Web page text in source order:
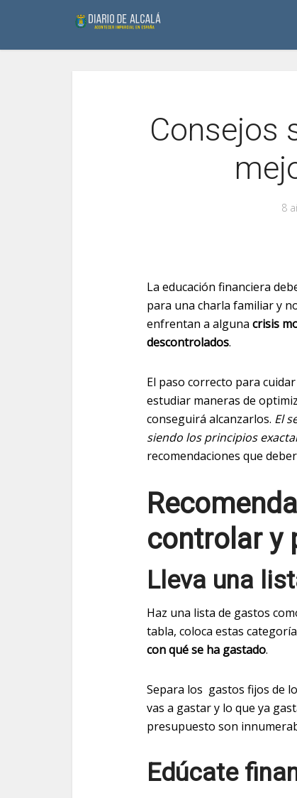
Consejos
8
La educación financiera
para una charla familiar y
enfrentan a alguna crisis
descontrolados.
El paso correcto para
estudiar maneras de
conseguirá alcanzarlos. El
siendo los principios
recomendaciones que
controlar y
Lleva una
Haz una lista de gastos
tabla, coloca estas
con qué se ha gastado.
Separa los gastos fijos de
vas a gastar y lo que ya
presupuesto son
Edúcate